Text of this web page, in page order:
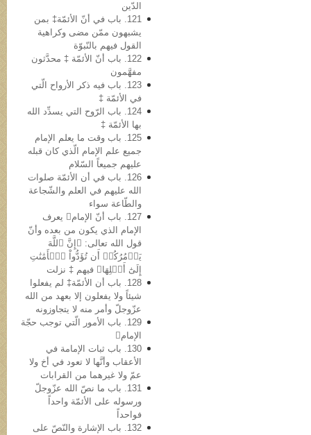
الدّین
121. باب في أنّ الأئمّة‡ بمن
یشبهون ممّن مضی وکراهیة
القول فیهم بالنّبوّة
122. باب أنّ الأئمّة ‡ محدَّثون
مفهَّمون
123. باب فیه ذکر الأرواح الّتي
في الأئمّة ‡
124. باب الرّوح التي یسدِّد الله
بها الأئمّة ‡
125. باب وقت ما یعلم الإمام
جمیع علم الإمام الّذي کان قبله
علیهم جمیعاً السّلام
126. باب في أن الأئمّة صلوات
الله علیهم في العلم والشّجاعة
والطّاعة سواء
127. باب أنّ الإمام یعرف
الإمام الذي یکون من بعده وأنّ
قول الله تعالى: ﴿إِنَّ ٱللَّهَ
يَأۡمُرُكُمۡ أَن تُؤَدُّواْ ٱلۡأَمَٰنَٰتِ
إِلَىٰٓ أَهۡلِهَا﴾ فیهم ‡ نزلت
128. باب أن الأئمّة‡ لم یفعلوا
شیئاً ولا یفعلون إلا بعهد من الله
عزّوجلّ وأمر منه لا یتجاوزونه
129. باب الأمور الّتي توجب حجّة
الإمام
130. باب ثبات الإمامة في
الأعقاب وأنَّها لا تعود في أخ ولا
عمّ ولا غیرهما من القرابات
131. باب ما نصّ الله عزّوجلّ
ورسوله علی الأئمّة واحداً
فواحداً
132. باب الإشارة والنّصّ على